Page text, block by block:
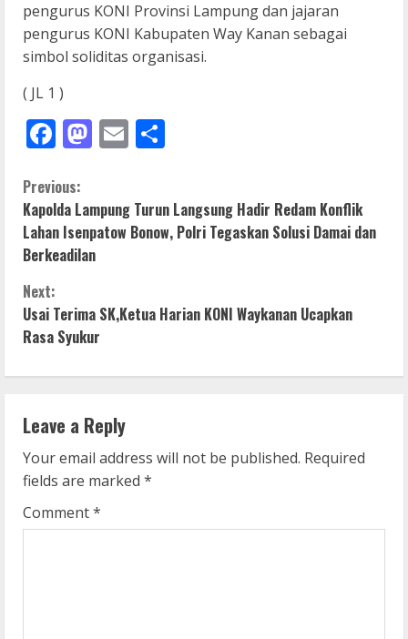
pengurus KONI Provinsi Lampung dan jajaran
pengurus KONI Kabupaten Way Kanan sebagai
simbol soliditas organisasi.
( JL 1 )
Facebook
Mastodon
Email
C
o
n
t
i
n
u
e
R
e
Previous:
Kapolda Lampung Turun Langsung Hadir Redam Konflik
Lahan Isenpatow Bonow, Polri Tegaskan Solusi Damai dan
Berkeadilan
Next:
Usai Terima SK,Ketua Harian KONI Waykanan Ucapkan
Rasa Syukur
Leave a Reply
Your email address will not be published. Required
fields are marked *
Comment*